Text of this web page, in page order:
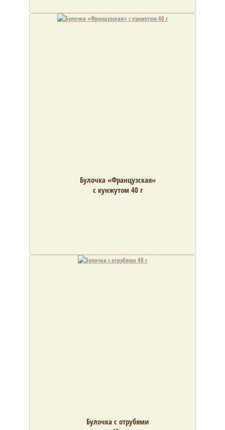
Булочка «Французская»
с кунжутом 40 г
Булочка с отрубями